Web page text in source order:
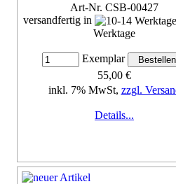
Art-Nr. CSB-00427
versandfertig in
Werktage
Exemplar
55,00 €
inkl. 7% MwSt, zzgl.
Details...